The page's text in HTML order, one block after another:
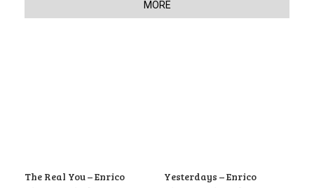
MORE
The Real You – Enrico
Yesterdays – Enrico